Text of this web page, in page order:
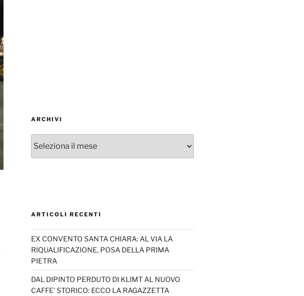
ARCHIVI
ARTICOLI RECENTI
EX CONVENTO SANTA CHIARA: AL VIA LA
RIQUALIFICAZIONE, POSA DELLA PRIMA
PIETRA
DAL DIPINTO PERDUTO DI KLIMT AL NUOVO
CAFFE’ STORICO: ECCO LA RAGAZZETTA